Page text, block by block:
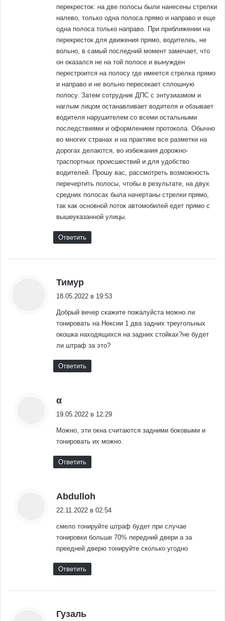
перекресток: на две полосы были нанесены стрелки
налево, только одна полоса прямо и направо и еще
одна полоса только направо. При приближении на
перекресток для движения прямо, водителеь, не
вольно, в самый последний момент замечает, что
он оказался не на той полосе и вынужден
перестроится на полосу где имеется стрелка прямо
и направо и не вольно пересекает сплошную
полосу. Затем сотрудник ДПС с энтузиазмом и
наглым лицом останавливает водителя и обзывает
водителя нарушителем со всеми остальными
последствиями и оформлением протокола. Обычно
во многих странах и на практике все разметки на
дорогах делаются, во избежания дорожно-
траспортных происшествий и для удобство
водителей. Прошу вас, рассмотреть возможность
перечертить полосы, чтобы в результате, на двух
средних полосах была начертаны стрелки прямо,
так как основной поток автомобилей едет прямо с
вышеуказанной улицы.
Ответить
Тимур
18.05.2022 в 19:53
Добрый вечер скажите пожалуйста можно ли
тонировать на Нексии 1 два задних треугольных
окошка находящихся на задних стойках?не будет
ли штраф за это?
Ответить
α
19.05.2022 в 12:29
Можно, эти окна считаются задними боковыми и
тонировать их можно.
Ответить
Abdulloh
22.11.2022 в 02:54
смело тонируйте штраф будет при случае
тонировки больше 70% передний двери а за
преедней дверю тонируйте сколько угодно
Ответить
Гузаль